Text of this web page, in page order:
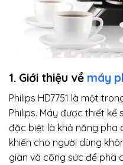
1. Giới thiệu về máy
Philips HD7751 là một
Philips. Máy được thiết kế
đặc biệt là khả năng pha
khiến cho người dùng
gian và công sức để pha